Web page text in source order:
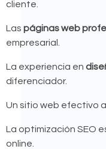
cliente.
Las páginas web
empresarial.
La experiencia en
diferenciador.
Un sitio web efectivo
La optimización SEO
online.